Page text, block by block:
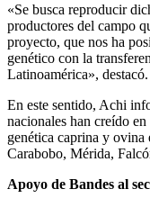
«Se busca reproducir
productores del campo
proyecto, que nos ha
genético con la
Latinoamérica», destacó.
En este sentido, Achi
nacionales han creído
genética caprina y ovina
Carabobo, Mérida,
Apoyo de Bandes al